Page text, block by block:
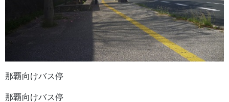
那覇向けバス停
那覇向けバス停